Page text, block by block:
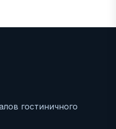
гостиничного